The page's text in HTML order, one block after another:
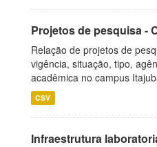
Projetos de pesquisa -
Relação de projetos de
vigência, situação, tipo,
acadêmica no campus
CSV
Infraestrutura